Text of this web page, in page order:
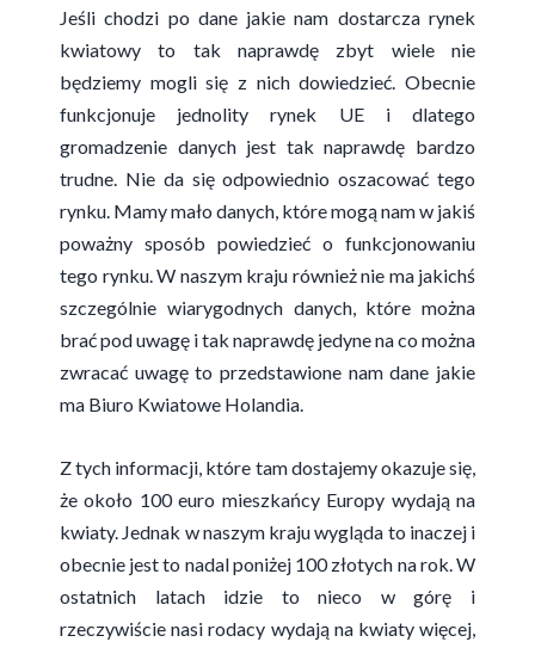
Jeśli chodzi po dane jakie nam dostarcza rynek
kwiatowy to tak naprawdę zbyt wiele nie
będziemy mogli się z nich dowiedzieć. Obecnie
funkcjonuje jednolity rynek UE i dlatego
gromadzenie danych jest tak naprawdę bardzo
trudne. Nie da się odpowiednio oszacować tego
rynku. Mamy mało danych, które mogą nam w jakiś
poważny sposób powiedzieć o funkcjonowaniu
tego rynku. W naszym kraju również nie ma jakichś
szczególnie wiarygodnych danych, które można
brać pod uwagę i tak naprawdę jedyne na co można
zwracać uwagę to przedstawione nam dane jakie
ma Biuro Kwiatowe Holandia.
Z tych informacji, które tam dostajemy okazuje się,
że około 100 euro mieszkańcy Europy wydają na
kwiaty. Jednak w naszym kraju wygląda to inaczej i
obecnie jest to nadal poniżej 100 złotych na rok. W
ostatnich latach idzie to nieco w górę i
rzeczywiście nasi rodacy wydają na kwiaty więcej,